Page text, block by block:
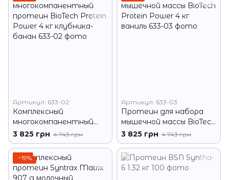
Артикул: 633-02
Комплексный
многокомпанентный
протеин BioTech Protein
Power 4 кг клубника-
банан
3 825 грн 4 743 грн
Артикул: 633-03
Протеин для набора
мышечной массы BioTech
Protein Power 4 кг
ваниль
3 825 грн 4 743 грн
−19%